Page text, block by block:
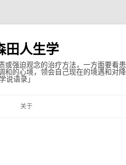
田人生学
或强迫观念的治疗方法，一方面要
和的心境，领会自己现在的境遇和对
说语录」
关于